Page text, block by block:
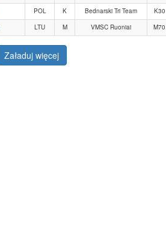
POL K Bednarski Tri Team
K30
LTU M VMSC Ruoniai M70
Załaduj więcej